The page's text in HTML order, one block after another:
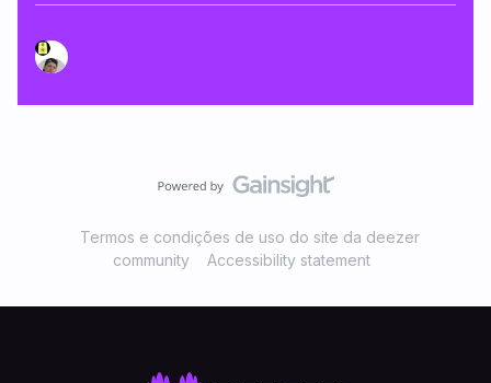
Termos e condições de uso do site da deezer
community
Accessibility statement